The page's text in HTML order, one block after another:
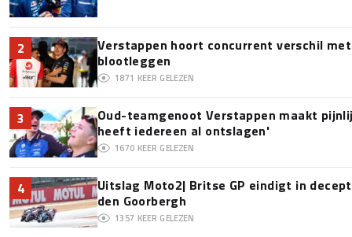
2
Verstappen hoort concurrent verschil
blootleggen
1871 KEER GELEZEN
3
Oud-teamgenoot Verstappen maakt
heeft iedereen al ontslagen'
1670 KEER GELEZEN
4
Uitslag Moto2| Britse GP eindigt in
den Goorbergh
1357 KEER GELEZEN